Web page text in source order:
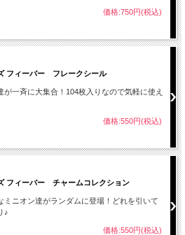
価格:750円(税込)
フィーバー フレークシール
が一斉に大集合！104枚入りなので気軽に使え
価格:550円(税込)
フィーバー チャームコレクション
ミニオン達がランダムに登場！どれを引いて
♪
価格:550円(税込)